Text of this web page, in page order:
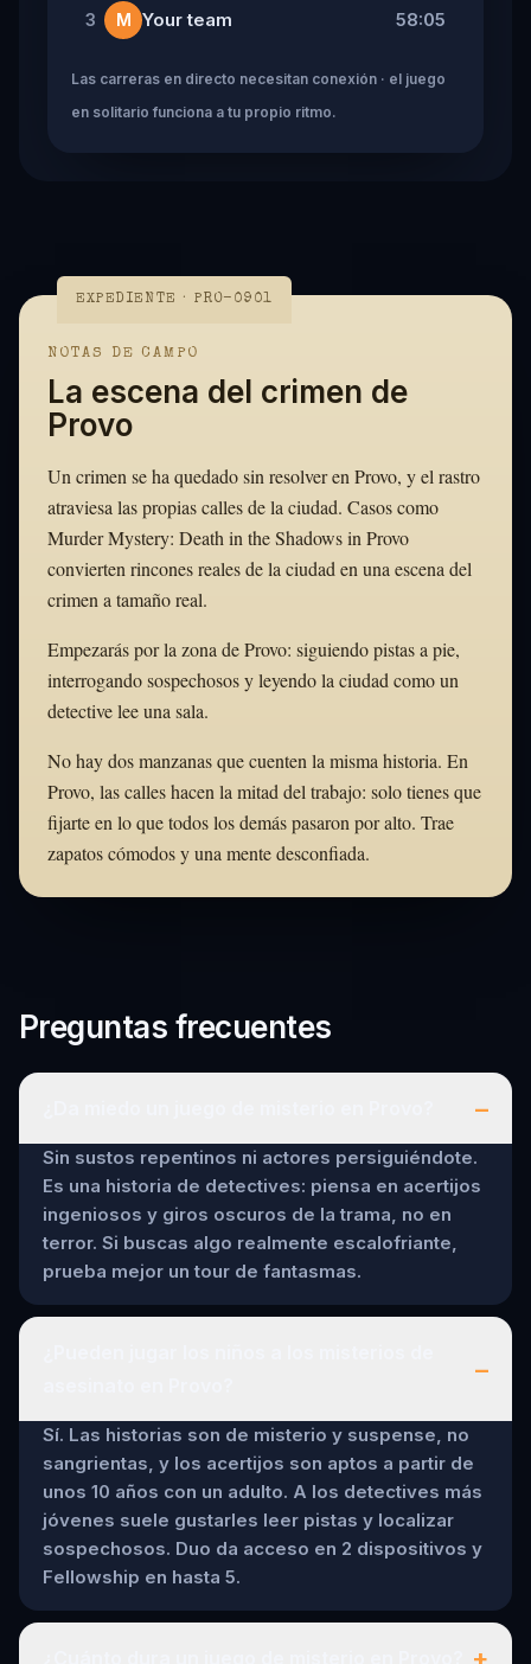
3 M Your team 58:05
Las carreras en directo necesitan conexión · el juego
en solitario funciona a tu propio ritmo.
EXPEDIENTE · PRO-0901
NOTAS DE CAMPO
La escena del crimen de
Provo
Un crimen se ha quedado sin resolver en Provo, y el rastro
atraviesa las propias calles de la ciudad. Casos como
Murder Mystery: Death in the Shadows in Provo
convierten rincones reales de la ciudad en una escena del
crimen a tamaño real.
Empezarás por la zona de Provo: siguiendo pistas a pie,
interrogando sospechosos y leyendo la ciudad como un
detective lee una sala.
No hay dos manzanas que cuenten la misma historia. En
Provo, las calles hacen la mitad del trabajo: solo tienes que
fijarte en lo que todos los demás pasaron por alto. Trae
zapatos cómodos y una mente desconfiada.
Preguntas frecuentes
–
Sin sustos repentinos ni actores persiguiéndote.
Es una historia de detectives: piensa en acertijos
ingeniosos y giros oscuros de la trama, no en
terror. Si buscas algo realmente escalofriante,
prueba mejor un tour de fantasmas.
–
Sí. Las historias son de misterio y suspense, no
sangrientas, y los acertijos son aptos a partir de
unos 10 años con un adulto. A los detectives más
jóvenes suele gustarles leer pistas y localizar
sospechosos. Duo da acceso en 2 dispositivos y
Fellowship en hasta 5.
+